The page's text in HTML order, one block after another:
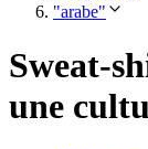
"arabe"
Sweat-
une